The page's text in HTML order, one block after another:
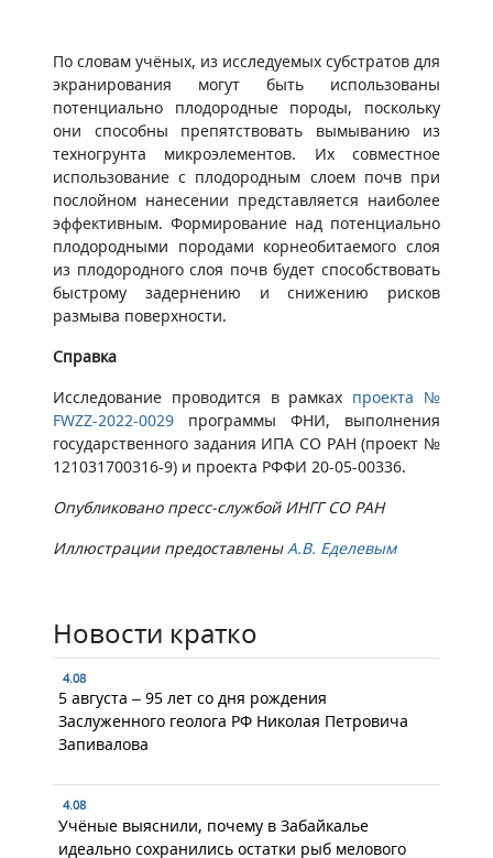
По словам учёных, из исследуемых субстратов для
экранирования могут быть использованы
потенциально плодородные породы, поскольку
они способны препятствовать вымыванию из
техногрунта микроэлементов. Их совместное
использование с плодородным слоем почв при
послойном нанесении представляется наиболее
эффективным. Формирование над потенциально
плодородными породами корнеобитаемого слоя
из плодородного слоя почв будет способствовать
быстрому задернению и снижению рисков
размыва поверхности.
Справка
Исследование проводится в рамках проекта №
FWZZ-2022-0029 программы ФНИ, выполнения
государственного задания ИПА СО РАН (проект №
121031700316-9) и проекта РФФИ 20-05-00336.
Опубликовано пресс-службой ИНГГ СО РАН
Иллюстрации предоставленыА.В. Еделевым
Новости кратко
4.08
5 августа – 95 лет со дня рождения
Заслуженного геолога РФ Николая Петровича
Запивалова
4.08
Учёные выяснили, почему в Забайкалье
идеально сохранились остатки рыб мелового